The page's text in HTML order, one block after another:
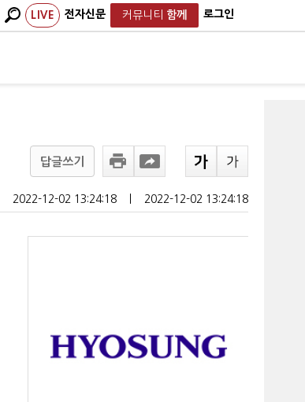
LIVE 전자신문 커뮤니티 함께 로그인
답글쓰기
2022-12-02 13:24:18 2022-12-02 13:24:18